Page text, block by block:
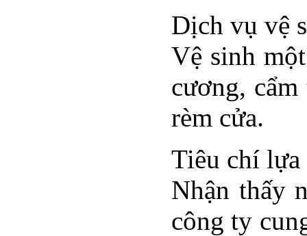
Dịch vụ vệ
Vệ sinh
cương,
rèm cửa.
Tiêu chí lựa
Nhận thấy
công ty